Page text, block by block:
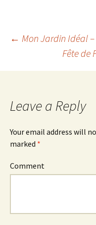
Post
← Mon Jardin Idéal
Fête de
Leave a Reply
Your email address will
marked *
Comment